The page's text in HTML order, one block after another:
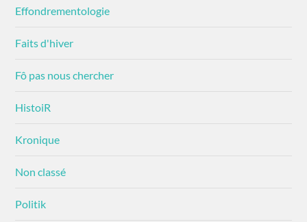
Effondrementologie
Faits d'hiver
Fô pas nous chercher
HistoiR
Kronique
Non classé
Politik